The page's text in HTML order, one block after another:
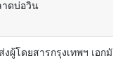
าดบ่อวิน
ผู้โดยสารกรุงเทพฯ เอก